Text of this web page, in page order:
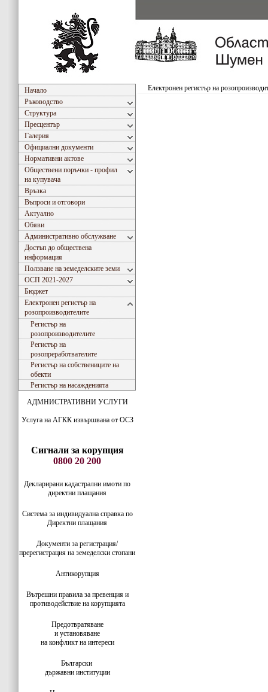
Начало
Ръководство
Структура
Пресцентър
Галерия
Официални документи
Нормативни актове
Обществени поръчки - профил
на купувача
Връзка
Въпроси и отговори
Актуално
Обяви
Административно обслужване
Достъп до обществена
информация
Ползване на земеделските земи
ОСП 2021-2027
Бюджет
Електронен регистър на
розопроизводителите
Регистър на
розопроизводителите
Регистър на
розопреработвателите
Регистър на собствениците на
обекти
Регистър на насажденията
АДМНИСТРАТИВНИ УСЛУГИ
Услуга на АГКК извършвана от ОСЗ
Сигнали за корупция
0800 20 200
Декларирани кадастрални имоти по
директни плащания
Система за индивидуaлна справка по
Директни плащания
Документи за регистрация/
пререгистрация на земеделски стопани
Антикорупция
Вътрешни правила за превенция и
противодействие на корупцията
Предотвратяване
и установяване
на конфликт на интереси
Български
държавни институции
Електронен регистър на